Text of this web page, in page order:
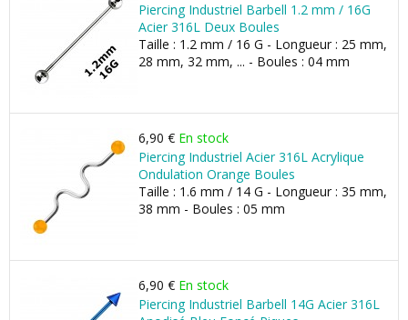
Piercing Industriel Barbell 1.2 mm / 16G
Acier 316L Deux Boules
Taille : 1.2 mm / 16 G - Longueur : 25 mm,
28 mm, 32 mm, ... - Boules : 04 mm
6,90 € En stock
Piercing Industriel Acier 316L Acrylique
Ondulation Orange Boules
Taille : 1.6 mm / 14 G - Longueur : 35 mm,
38 mm - Boules : 05 mm
6,90 € En stock
Piercing Industriel Barbell 14G Acier 316L